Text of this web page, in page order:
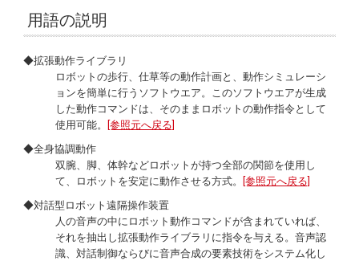
用語の説明
◆拡張動作ライブラリ
ロボットの歩行、仕草等の動作計画と、動作シミュレーシ
ョンを簡単に行うソフトウエア。このソフトウエアが生成
した動作コマンドは、そのままロボットの動作指令として
使用可能。
[参照元へ戻る]
◆全身協調動作
双腕、脚、体幹などロボットが持つ全部の関節を使用し
て、ロボットを安定に動作させる方式。
[参照元へ戻る]
◆対話型ロボット遠隔操作装置
人の音声の中にロボット動作コマンドが含まれていれば、
それを抽出し拡張動作ライブラリに指令を与える。音声認
識、対話制御ならびに音声合成の要素技術をシステム化し